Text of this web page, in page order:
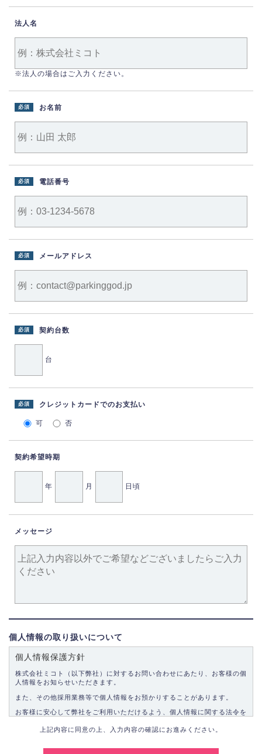
法人名
※法人の場合はご入力ください。
お名前
必須
電話番号
必須
メールアドレス
必須
契約台数
必須
台
クレジットカードでのお支払い
必須
可 否
契約希望時期
年 月 日頃
メッセージ
個人情報の取り扱いについて
個人情報保護方針
株式会社ミコト（以下弊社）に対するお問い合わせにあたり、お客様の個
人情報をお知らせいただきます。
また、その他採用業務等で個人情報をお預かりすることがあります。
お客様に安心して弊社をご利用いただけるよう、個人情報に関する法令を
上記内容に同意の上、入力内容の確認にお進みください。